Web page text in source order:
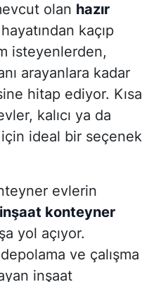
olan hazır
kaçıp
isteyenlerden,
arayanlara kadar
hitap ediyor. Kısa
kalıcı ya da
ideal bir seçenek
evlerin
inşaat konteyner
yol açıyor.
ve çalışma
inşaat